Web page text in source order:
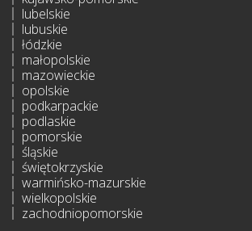
lubelskie
lubuskie
łódzkie
małopolskie
mazowieckie
opolskie
podkarpackie
podlaskie
pomorskie
śląskie
świętokrzyskie
warmińsko-mazurskie
wielkopolskie
zachodniopomorskie